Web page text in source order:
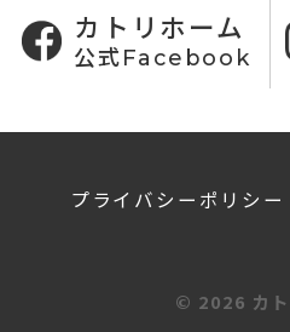
カトリホーム
公式Facebook
プライバシーポリシー
© 2026 カ